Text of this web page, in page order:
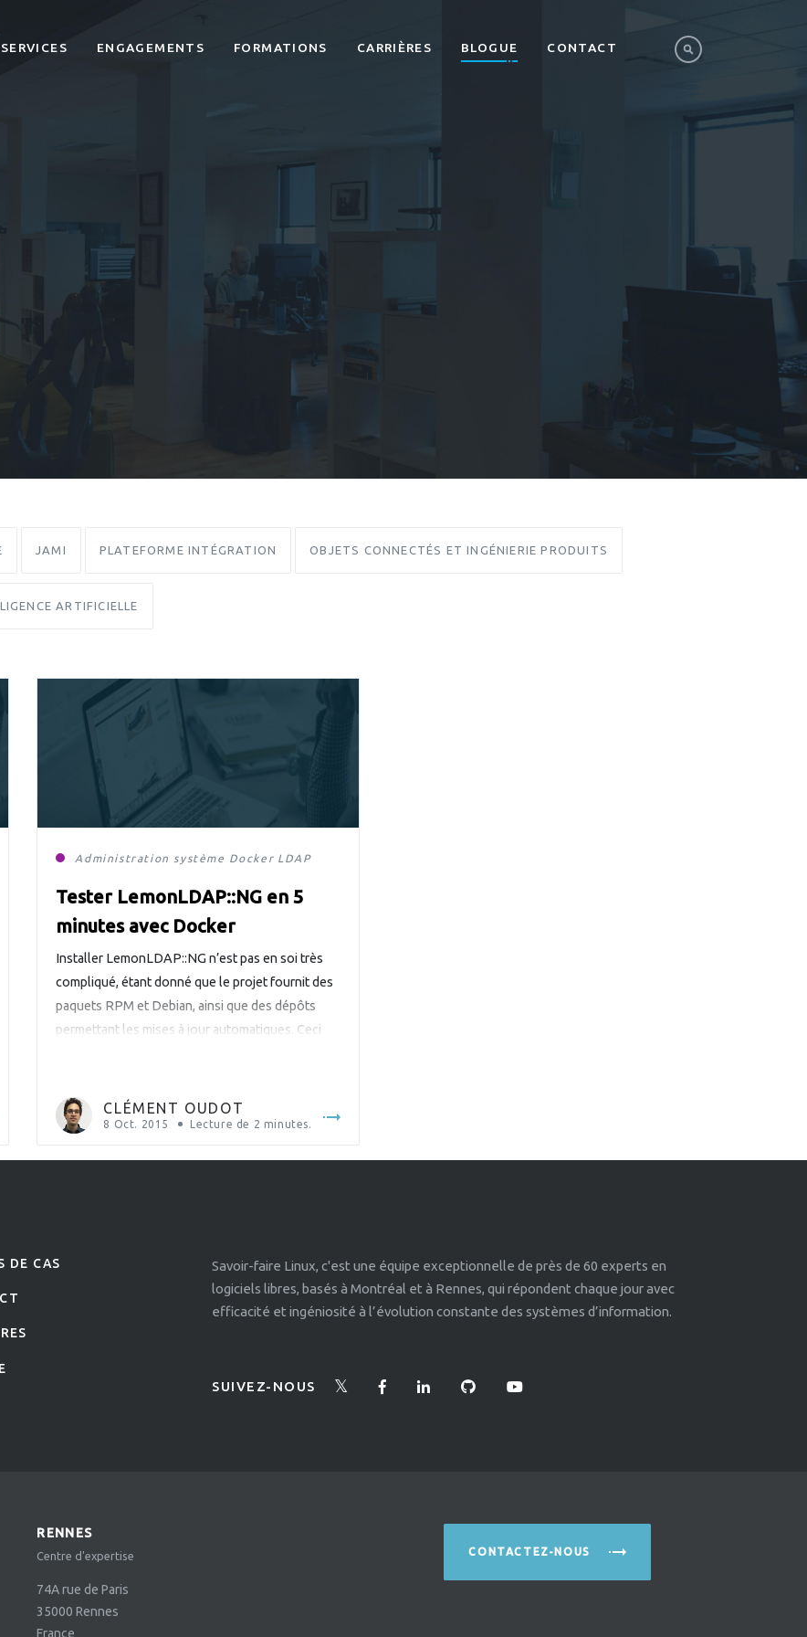
SERVICES ENGAGEMENTS FORMATIONS CARRIÈRES BLOGUE CONTACT
JAMI PLATEFORME INTÉGRATION OBJETS CONNECTÉS ET INGÉNIERIE PRODUITS
ARTIFICIELLE
Administration système Docker LDAP
Tester LemonLDAP::NG en 5
minutes avec Docker
Installer LemonLDAP::NG n’est pas en soi très
compliqué, étant donné que le projet fournit des
paquets RPM et Debian, ainsi que des dépôts
permettant les mises à jour automatiques. Ceci
dépendances qui vont avec. Grâce à Docker, il
[…]
CLÉMENT OUDOT
8 Oct. 2015 Lecture de 2 minutes.
DE CAS
Savoir-faire Linux, c'est une équipe exceptionnelle de près de 60 experts en
logiciels libres, basés à Montréal et à Rennes, qui répondent chaque jour avec
efficacité et ingéniosité à l’évolution constante des systèmes d’information.
SUIVEZ-NOUS
RENNES
Centre d'expertise
74A rue de Paris
35000 Rennes
France
CONTACTEZ-NOUS